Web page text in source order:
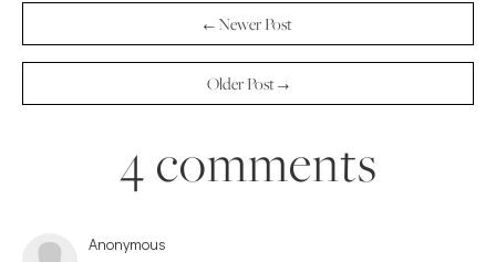
← Newer Post
Older Post →
4 comments
Anonymous